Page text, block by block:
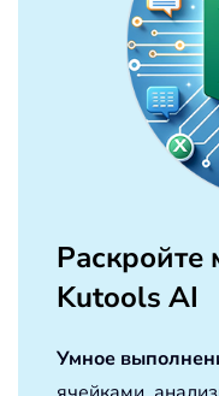
Раскройте
Kutools AI
Умное